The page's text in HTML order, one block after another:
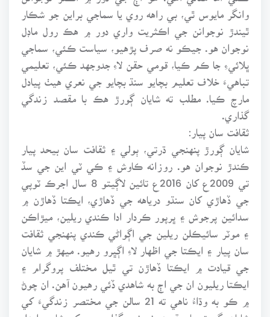
وانگر مايوس ٿي، بي راهه روي يا سماجي براين جو شڪار
ٿيندڙ نوجوانن جي اڪثريت واري دور ۾ هڪ رول ماڊل
نوجوان هو. جيڪو نه صرف پڙهيو، سياست ڪئي، سماجي
ڀلائيءِ جا ڪم ڪيا، قومي حقن لاءِ جدوجهد ڪئي، تعليمي
تباهيءَ خلاف تعليم بچايو سنڌ بچايو جي نعري هيٺ پيادل
مارچ ڪيا. مطلب ته شايان ڳورڙ هڪ با مقصد زندگي
گذاري.
ثقافت سان پيار:
شايان ڳورڙ پنهنجي ڌرتي، ٻولي ۽ ثقافت سان بيحد پيار
ڪندڙ نوجوان هو. روزانه ڪاوش ۽ ڪي ٽي اين جي سڏ
تي 2009ع کان 2016ع تائين لاڳيتو 8 سال اجرڪ ٽوپي
جي ڏهاڙي کان سنڌو درياهه جي ڏهاڙي، ايڪتا ڏهاڙن ۾
سدائين پرجوش ۽ ڀرپور ڪردار ادا ڪندي ريلين، ميڙاڪن
۽ موٽر سائيڪلن ريلين جي اڳواڻي ڪندي پنهنجي ثقافت
سان پيار ۽ ايڪتا جي اظهار لاءِ اڳڀرو رهيو. ميهڙ ۾ شايان
جي قيادت ۾ ايڪتا ڏهاڙن تي ٿيل مختلف پروگرام ۽
ايڪتا ريليون ان جي اڄ به شاهدي ڏئي رهيون آهن. ان چوڻ
۾ ڪو به وڌاءُ ناهي ته 21 سالن جي مختصر زندگيءَ کي
شايان ڳورڙ با مقصد نموني گذاريو. برک شاعر امداد